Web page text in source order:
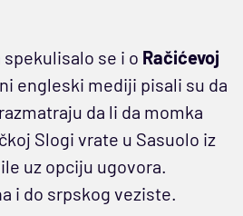
se i o Račićevoj
engleski mediji pisali su da
da li da momka
Slogi vrate u Sasuolo iz
uz opciju ugovora.
i do srpskog veziste.